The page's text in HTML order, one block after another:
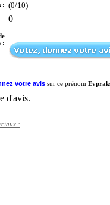
: (0/10)
:
0
votre avissur ce prénom
d'avis.
: